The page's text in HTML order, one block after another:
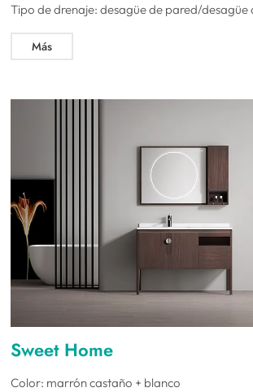
Tipo de drenaje: desagüe de pared/desagüe
Más
Sweet Home
Color: marrón castaño + blanco